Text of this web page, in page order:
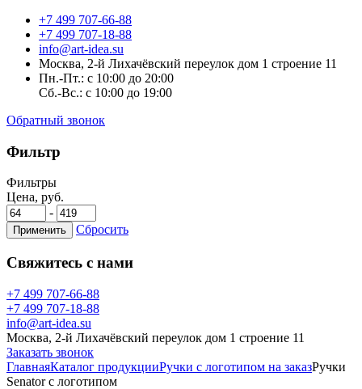
+7 499 707-66-88
+7 499 707-18-88
info@art-idea.su
Москва, 2-й Лихачёвский переулок дом 1 строение 11
Пн.-Пт.: с 10:00 до 20:00
Сб.-Вс.: с 10:00 до 19:00
Обратный звонок
Фильтр
Фильтры
Цена, руб.
-
Применить Сбросить
Свяжитесь с нами
+7 499 707-66-88
+7 499 707-18-88
info@art-idea.su
Москва, 2-й Лихачёвский переулок дом 1 строение 11
Заказать звонок
ГлавнаяКаталог продукцииРучки с логотипом на заказРучки
Senator с логотипом